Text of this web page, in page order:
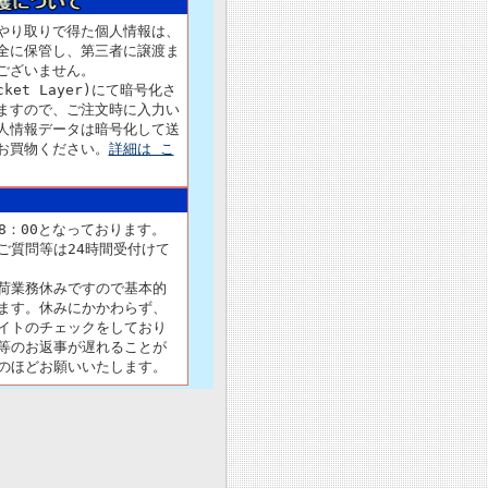
取りで得た個人情報は、
に保管し、第三者に譲渡ま
いません。
Layer)にて暗号化さ
すので、ご注文時に入力い
情報データは暗号化して送
物ください。 詳細は こ
00となっております。
質問等は24時間受付けて
業務休みですので基本的
す。休みにかかわらず、
トのチェックをしており
のお返事が遅れることが
ほどお願いいたします。